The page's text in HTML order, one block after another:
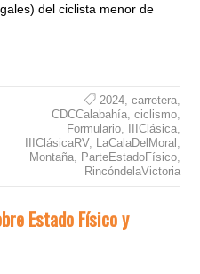
del ciclista menor de
2024, carretera,
CDCCalabahía, ciclismo,
Formulario, IIIClásica,
IIIClásicaRV, LaCalaDelMoral
Montaña, ParteEstadoFísico,
RincóndelaVictoria
Estado Físico y